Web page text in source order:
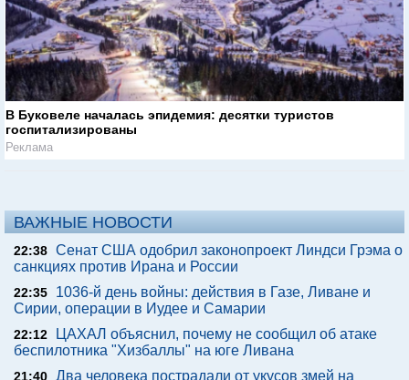
В Буковеле началась эпидемия: десятки туристов
госпитализированы
Реклама
ВАЖНЫЕ НОВОСТИ
22:38 Сенат США одобрил законопроект Линдси Грэма о
санкциях против Ирана и России
22:35
1036-й день войны: действия в Газе, Ливане и
Сирии, операции в Иудее и Самарии
22:12
ЦАХАЛ объяснил, почему не сообщил об атаке
беспилотника "Хизбаллы" на юге Ливана
21:40 Два человека пострадали от укусов змей на